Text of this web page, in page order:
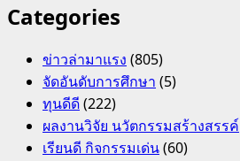
Categories
ข่าวล่ามาแรง (805)
จัดอันดับการศึกษา (5)
ทุนดีดี(222)
ผลงานวิจัย นวัตกรรมสร้างสรรค์
เรียนดี กิจกรรมเด่น(60)